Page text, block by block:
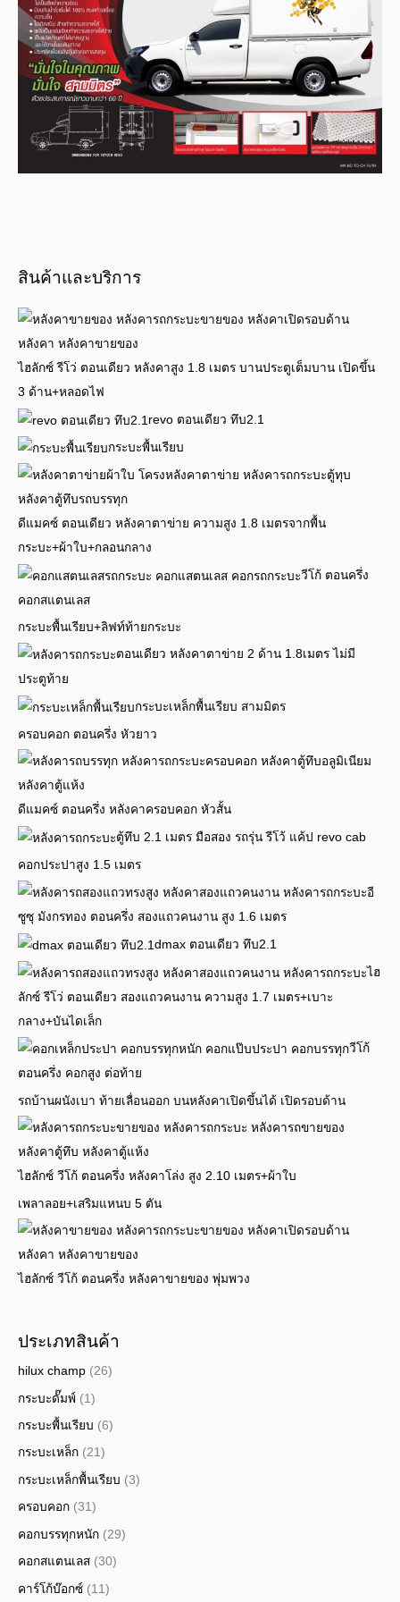
สินค้าและบริการ
ไฮลักซ์ รีโว่ ตอนเดียว หลังคาสูง 1.8 เมตร บานประตูเต็มบาน เปิดขึ้น
3 ด้าน+หลอดไฟ
revo ตอนเดียว ทึบ2.1
กระบะพื้นเรียบ
ดีแมคซ์ ตอนเดียว หลังคาตาข่าย ความสูง 1.8 เมตรจากพื้น
กระบะ+ผ้าใบ+กลอนกลาง
วีโก้ ตอนครึ่ง
คอกสแตนเลส
กระบะพื้นเรียบ+ลิฟท์ท้ายกระบะ
ตอนเดียว หลังคาตาข่าย 2 ด้าน 1.8เมตร ไม่มี
ประตูท้าย
กระบะเหล็กพื้นเรียบ สามมิตร
ครอบคอก ตอนครึ่ง หัวยาว
ดีแมคซ์ ตอนครึ่ง หลังคาครอบคอก หัวสั้น
ตู้ทึบ 2.1 เมตร มือสอง รถรุ่น รีโว้ แค้ป revo cab
คอกประปาสูง 1.5 เมตร
อี
ซูซุ มังกรทอง ตอนครึ่ง สองแถวคนงาน สูง 1.6 เมตร
dmax ตอนเดียว ทึบ2.1
ไฮ
ลักซ์ รีโว่ ตอนเดียว สองแถวคนงาน ความสูง 1.7 เมตร+เบาะ
กลาง+บันไดเล็ก
วีโก้
ตอนครึ่ง คอกสูง ต่อท้าย
รถบ้านผนังเบา ท้ายเลื่อนออก บนหลังคาเปิดขึ้นได้ เปิดรอบด้าน
ไฮลักซ์ วีโก้ ตอนครึ่ง หลังคาโล่ง สูง 2.10 เมตร+ผ้าใบ
เพลาลอย+เสริมแหนบ 5 ตัน
ไฮลักซ์ วีโก้ ตอนครึ่ง หลังคาขายของ พุ่มพวง
ประเภทสินค้า
hilux champ (26)
กระบะดั๊มพ์ (1)
กระบะพื้นเรียบ (6)
กระบะเหล็ก (21)
กระบะเหล็กพื้นเรียบ (3)
ครอบคอก (31)
คอกบรรทุกหนัก (29)
คอกสแตนเลส (30)
คาร์โก้บ๊อกซ์ (11)